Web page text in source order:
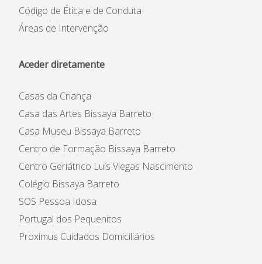
Código de Ética e de Conduta
Áreas de Intervenção
Aceder diretamente
Casas da Criança
Casa das Artes Bissaya Barreto
Casa Museu Bissaya Barreto
Centro de Formação Bissaya Barreto
Centro Geriátrico Luís Viegas Nascimento
Colégio Bissaya Barreto
SOS Pessoa Idosa
Portugal dos Pequenitos
Proximus Cuidados Domiciliários